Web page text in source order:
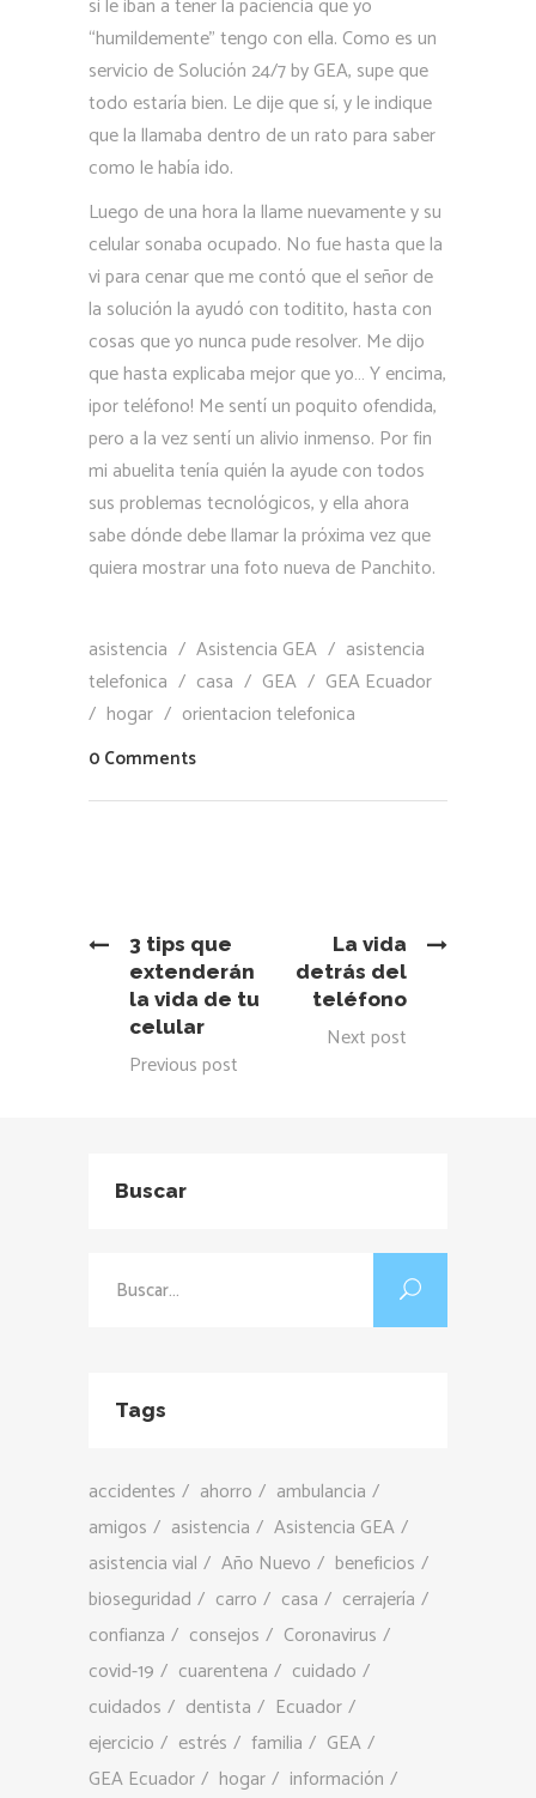
si le iban a tener la paciencia que yo
“humildemente” tengo con ella. Como es un
servicio de Solución 24/7 by GEA, supe que
todo estaría bien. Le dije que sí, y le indique
que la llamaba dentro de un rato para saber
como le había ido.
Luego de una hora la llame nuevamente y su
celular sonaba ocupado. No fue hasta que la
vi para cenar que me contó que el señor de
la solución la ayudó con toditito, hasta con
cosas que yo nunca pude resolver. Me dijo
que hasta explicaba mejor que yo… Y encima,
¡por teléfono! Me sentí un poquito ofendida,
pero a la vez sentí un alivio inmenso. Por fin
mi abuelita tenía quién la ayude con todos
sus problemas tecnológicos, y ella ahora
sabe dónde debe llamar la próxima vez que
quiera mostrar una foto nueva de Panchito.
asistencia / Asistencia GEA / asistencia
telefonica / casa / GEA / GEA Ecuador
/ hogar / orientacion telefonica
0 Comments
3 tips que
extenderán
la vida de tu
celular
Previous post
La vida
detrás del
teléfono
Next post
Buscar
Tags
accidentes ahorro
ambulancia
amigos
asistencia
Asistencia GEA
asistencia vial
Año Nuevo
beneficios
bioseguridad
carro casa
cerrajería
confianza
consejos
Coronavirus
covid-19
cuarentena
cuidado
cuidados
dentista
Ecuador
ejercicio
estrés familia
GEA
GEA Ecuador
hogar
información